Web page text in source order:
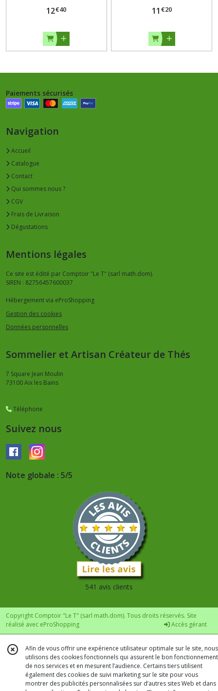
12€40 11 €20
Paiements sécurisés
Navigation
Accueil
Catalogue
Contact
Qui sommes nous ?
CGV
Frais de Livraison
Dégustations
Mentions légales
Ce site est édité par Comptoir "Le T" (sarl math.dom).
SIREN : 82756457600037
Hébergement via eProShopping
Gestion des cookies
Données personnelles
Sommelier et Artisan Créateur de Thés
7 Square Jean Moulin
73100Aix les Bains
Téléphone
Suivez nous
Note globale : 5/5
541 avis clients
Copyright Comptoir "Le T" (sarl math.dom). Tous droits réservés. Site
réalisé avec eProShopping Accès gérant
Afin de vous offrir une expérience utilisateur optimale sur le site, nous
utilisons des cookies fonctionnels qui assurent le bon fonctionnement
de nos services et en mesurent l’audience. Certains tiers utilisent
également des cookies de suivi marketing sur le site pour vous
montrer des publicités personnalisées sur d’autres sites Web et dans